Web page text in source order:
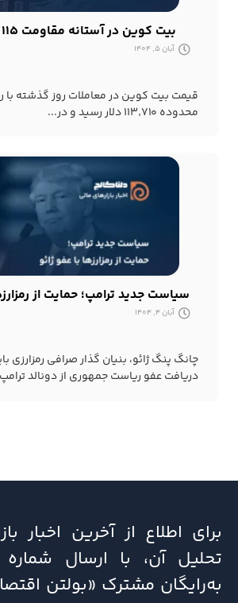
بیت کوین در آستانه مقاومت ۱۱۵ هزار دلاری
آبان 5, 1404
قیمت بیت کوین در معاملات روز گذشته با
محدوده ۱۱۳٬۷۱۰ دلار رسید و در...
سیاست جدید ترامپ؛ حمایت از
آبان 4, 1404
چانگ پنگ ژائو، بنیان گذار صرافی رمزارزی
دریافت عفو ریاست جمهوری از دونالد
برای اطلاع از آخرین اخبار
تحلیل آن، با ارسال
به‌رایگان مشترک «بولتن